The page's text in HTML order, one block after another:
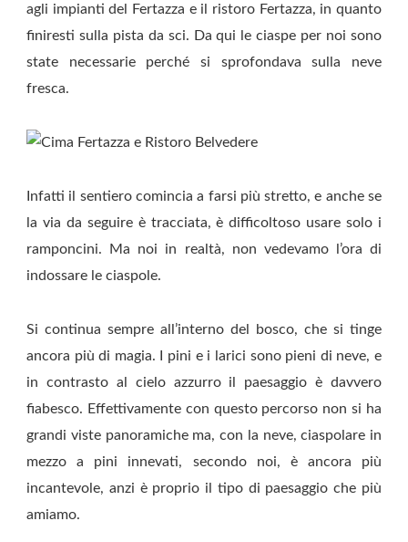
agli impianti del Fertazza e il ristoro Fertazza, in quanto
finiresti sulla pista da sci. Da qui le ciaspe per noi sono
state necessarie perché si sprofondava sulla neve
fresca.
Infatti il sentiero comincia a farsi più stretto, e anche se
la via da seguire è tracciata, è difficoltoso usare solo i
ramponcini. Ma noi in realtà, non vedevamo l’ora di
indossare le ciaspole.
Si continua sempre all’interno del bosco, che si tinge
ancora più di magia. I pini e i larici sono pieni di neve, e
in contrasto al cielo azzurro il paesaggio è davvero
fiabesco. Effettivamente con questo percorso non si ha
grandi viste panoramiche ma, con la neve, ciaspolare in
mezzo a pini innevati, secondo noi, è ancora più
incantevole, anzi è proprio il tipo di paesaggio che più
amiamo.